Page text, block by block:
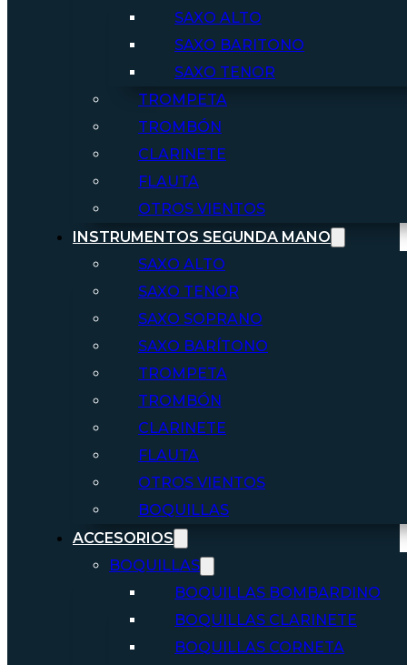
SAXO ALTO
SAXO BARITONO
SAXO TENOR
TROMPETA
TROMBÓN
CLARINETE
FLAUTA
OTROS VIENTOS
INSTRUMENTOS SEGUNDA MANO
SAXO ALTO
SAXO TENOR
SAXO SOPRANO
SAXO BARÍTONO
TROMPETA
TROMBÓN
CLARINETE
FLAUTA
OTROS VIENTOS
BOQUILLAS
ACCESORIOS
BOQUILLAS
BOQUILLAS BOMBARDINO
BOQUILLAS CLARINETE
BOQUILLAS CORNETA